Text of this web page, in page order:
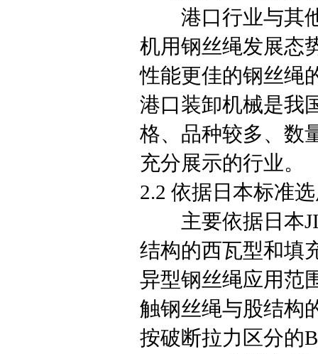
港口行业与其他
机用钢丝绳发展态
性能更佳的钢丝绳
港口装卸机械是我
格、品种较多、数
充分展示的行业。
2.2 依据日本标准
主要依据日本
结构的西瓦型和填
异型钢丝绳应用范
触钢丝绳与股结构
按破断拉力区分的